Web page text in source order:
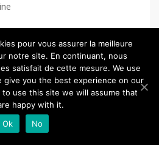
pour vous assurer la meilleure
notre site. En continuant, nous
satisfait de cette mesure. We use
you the best experience on our
use this site we will assume that
happy with it.
Ok
No